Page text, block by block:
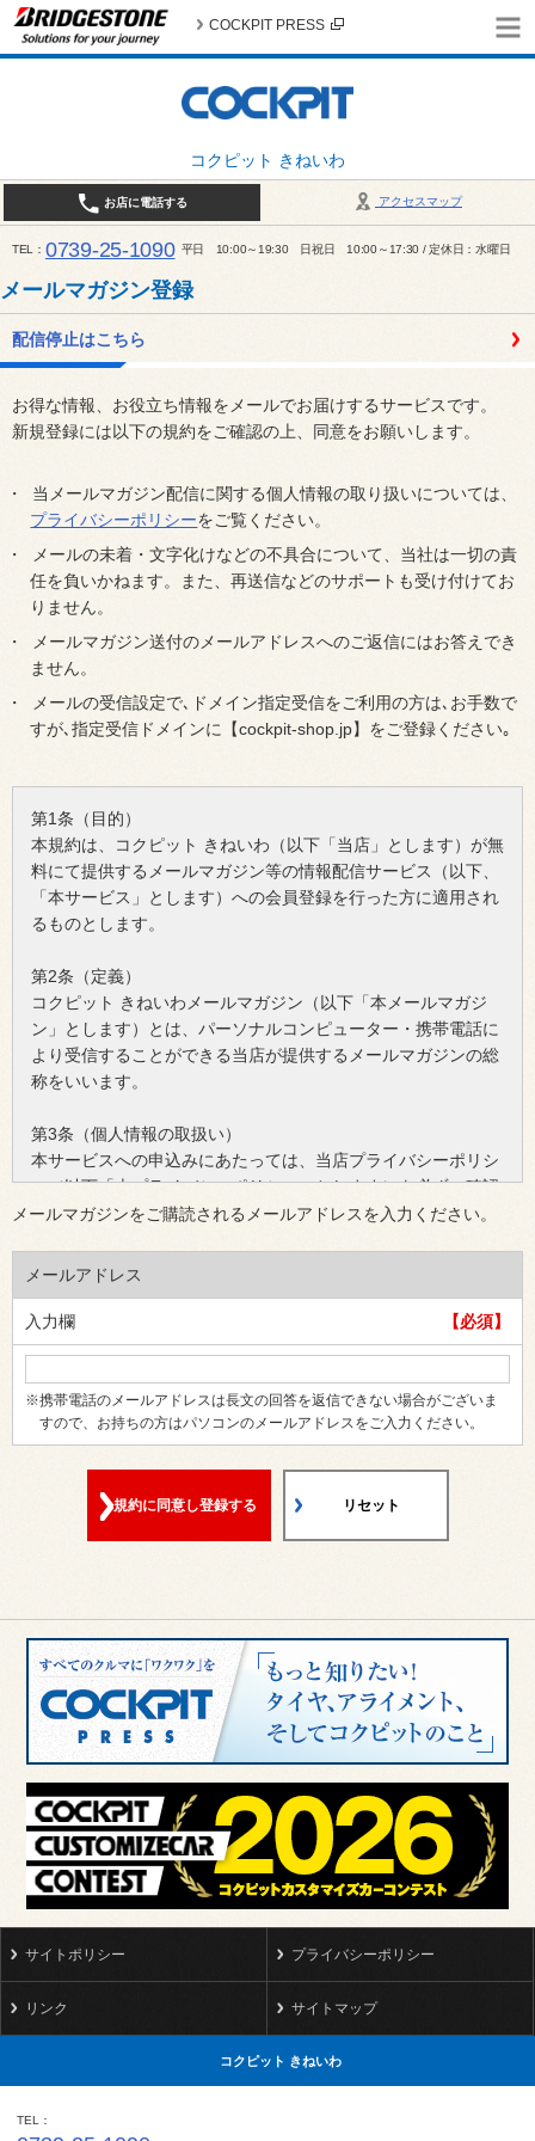
コクピット きねいわ
COCKPIT PRESS
アクセスマップ
お店に電話する
TEL 0739-25-1090 平日 10:00～19:30 日祝日 10:00～17:30 / 定休日：水曜日
メールマガジン登録
配信停止はこちら
お得な情報、お役立ち情報をメールでお届けするサービスです。
新規登録には以下の規約をご確認の上、同意をお願いします。
当メールマガジン配信に関する個人情報の取り扱いについては、
プライバシーポリシーをご覧ください。
メールの未着・文字化けなどの不具合について、当社は一切の責
任を負いかねます。また、再送信などのサポートも受け付けてお
りません。
メールマガジン送付のメールアドレスへのご返信にはお答えでき
ません。
メールの受信設定で､ドメイン指定受信をご利用の方は､お手数で
すが､指定受信ドメインに【cockpit-shop.jp】をご登録ください｡
第1条（目的）
本規約は、コクピット きねいわ（以下「当店」とします）が無
料にて提供するメールマガジン等の情報配信サービス（以下、
「本サービス」とします）への会員登録を行った方に適用され
るものとします。
第2条（定義）
コクピット きねいわメールマガジン（以下「本メールマガジ
ン」とします）とは、パーソナルコンピューター・携帯電話に
より受信することができる当店が提供するメールマガジンの総
称をいいます。
第3条（個人情報の取扱い）
本サービスへの申込みにあたっては、当店プライバシーポリシ
ー（以下「本プライバシーポリシー」とします）を必ずご確認
ください。なお、本サービスに申込みをして頂いた際には、前
す。
第4条（会員申込み）
お客様ご自身による本サービスへの会員申込み後、当店で申込
の会員（以下「本会員」とします）に登録されるものとしま
す。なお、本サービスをご利用するために必要な設備の投資、
接続料、通話料を含む通信費用等については、本会員が自らこ
れを負担するものとします。
きましては、当店において本会員の登録内容変更手続を行う場
合もございますので、あらかじめご了承ください。
第6条（当店からのご案内の送信について）
当店が本会員に対して案内を差し上げる必要があると考えた場
合、当店が行う本サービス以外のE-mailによるご案内、情報の
送信等を行う場合がございますので、あらかじめご了承くださ
い。
第7条（本会員による配信の停止）
前に本サービス内、ないしは当店所定の方法に従い必ず当店に
配信先メールアドレスに送信した本メールマガジンが数回以上
メールマガジンをご購読されるメールアドレスを入力ください。
メールアドレス
【必須】
入力欄
※携帯電話のメールアドレスは長文の回答を返信できない場合がございま
すので、お持ちの方はパソコンのメールアドレスをご入力ください。
規約に同意し登録する リセット
サイトポリシー プライバシーポリシー
リンク サイトマップ
コクピット きねいわ
TEL